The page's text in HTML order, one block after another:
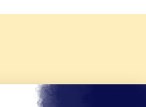
d'été 2026 de KTO